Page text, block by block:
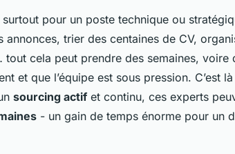
pour un poste technique ou
annonces, trier des centaines de CV,
cela peut prendre des semaines, voire
et que l’équipe est sous pression. C’est là
sourcing actif et continu, ces experts
- un gain de temps énorme pour un